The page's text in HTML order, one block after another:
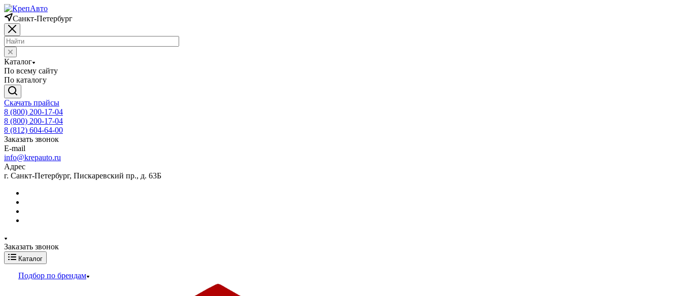
Санкт-Петербург
Каталог
По всему сайту
По каталогу
Скачать прайсы
8 (800) 200-17-04
8 (800) 200-17-04
8 (812) 604-64-00
Заказать звонок
E-mail
info@krepauto.ru
Адрес
г. Санкт-Петербург, Пискаревский пр., д. 63Б
Заказать звонок
Каталог
Подбор по брендам